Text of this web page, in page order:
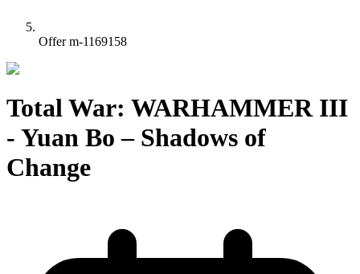
Offer m-1169158
Total War: WARHAMMER III
- Yuan Bo – Shadows of
Change